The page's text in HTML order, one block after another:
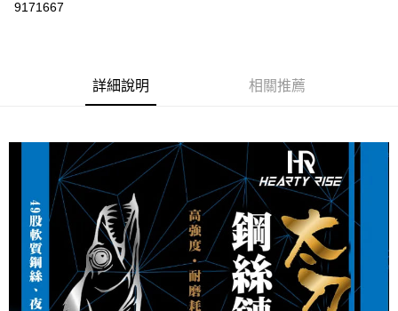
法說明評估內容。
【繳款方式說明】
2.透過簡訊連結打開帳單後，可選擇「超商條碼／台灣大直營門市／銀行轉
帳／街口支付／iPASS MONEY」等通路繳費。
【注意事項】
1.本服務係由「台灣大哥大股份有限公司」（以下簡稱本公司）所提供，讓
用戶於交易時，得透過本服務購買商品或服務，並由商店將買賣／分期付款
買賣價金債權讓與本公司後，依約使用本公司帳單繳交帳款。
2.基於同意付款使用「大哥付你分期」之契約關係目的，商店將以您的個人
資料（包含姓名、電話或地址）提供予台灣大哥大進項蒐集、處理及利用，
由本公司與您本人進行分期帳單所需資料之確認、核對及更正。
3.完整用戶服務條款，請詳閱以下連結：
https://oppay.tw/userRule
【關於「AFTEE先享後付」】
３．安心：先確認商品／服務後，再付款。
結帳頁面，進行簡訊認證並確認金額後，即可完成結帳。
２．訂單成立數日內，您將收到繳費通知簡訊。
３．收到繳費通知簡訊後14天內，點擊此簡訊中的連結，可透過四大超商／
ATM／網路銀行／等多元方式進行付款，方視為交易完成。
※ 請注意：結帳手續完成當下不需立刻繳費，但若您需要取消訂單，請聯絡
購買商品的店家。未經商家同意取消之訂單仍視為有效，需透過AFTEE先享
後付繳納相關費用。
※ 交易是否成功請以「AFTEE先享後付 」之結帳頁面顯示為準，若有關於
是否繳費成功／繳費後需取消欲退款等相關疑問，請聯繫「AFTEE先享後付
客戶支援中心」
https://netprotections.freshdesk.com/support/home
每筆NT$60，滿NT$1,200(含以上)免運費
付款後全家取貨
每筆NT$60，滿NT$1,200(含以上)免運費
7-11取貨付款
每筆NT$60，滿NT$1,200(含以上)免運費
付款後7-11取貨
9171667
詳細說明 相關推薦